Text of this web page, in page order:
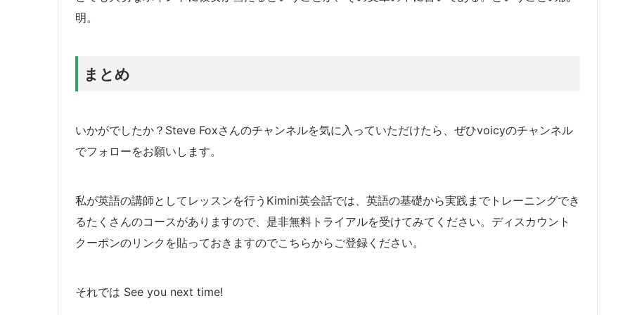
明。
まとめ
いかがでしたか？Steve Foxさんのチャンネルを気に入っていただけたら、ぜひvoicyのチャンネル
でフォローをお願いします。
私が英語の講師としてレッスンを行うKimini英会話では、英語の基礎から実践までトレーニングでき
るたくさんのコースがありますので、是非無料トライアルを受けてみてください。ディスカウント
クーポンのリンクを貼っておきますのでこちらからご登録ください。
それでは See you next time!